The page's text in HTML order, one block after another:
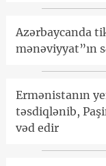
Azərbaycanda
mənəviyyat”ın
Ermənistanın
təsdiqlənib,
vəd edir